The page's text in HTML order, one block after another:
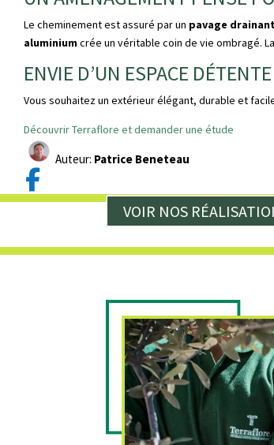
Le cheminement est assuré par un pavage
aluminiumcrée un véritable coin de vie ombragé.
ENVIE D’UN ESPACE
Vous souhaitez un extérieur élégant, durable et
Découvrir Terraflore et demander une étude
Auteur: Patrice Beneteau

VOIR NOS